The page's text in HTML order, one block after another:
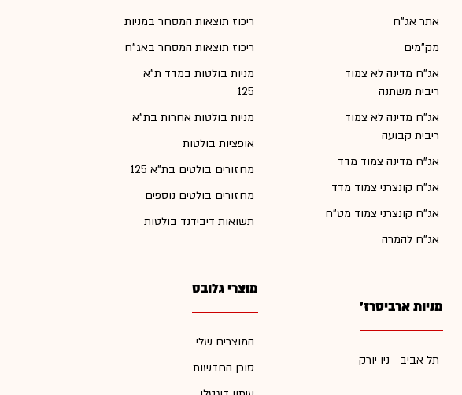
אתר אג"ח
מק"מים
אג"ח מדינה לא צמוד
ריבית משתנה
אג"ח מדינה לא צמוד
ריבית קבועה
אג"ח מדינה צמוד מדד
אג"ח קונצרני צמוד מדד
אג"ח קונצרני צמוד מט"ח
אג"ח להמרה
מניות ארביטרז'
תל אביב - ניו יורק
ריכוז תוצאות המסחר במניות
ריכוז תוצאות המסחר באג"ח
מניות בולטות במדד ת"א
125
מניות בולטות אחרות בת"א
אופציות בולטות
מחזורים בולטים בת"א 125
מחזורים בולטים נוספים
תשואות דיבידנד בולטות
מוצרי גלובס
המוצרים שלי
סוכן החדשות